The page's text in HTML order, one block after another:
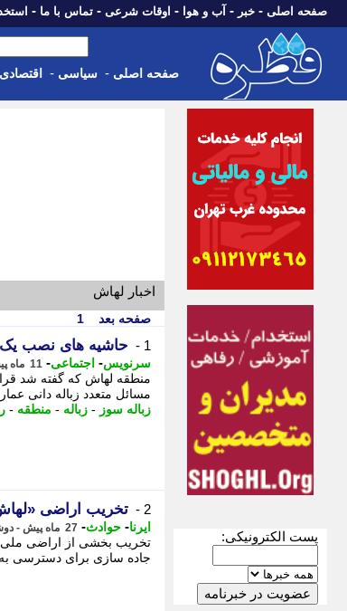
صفحه اصلی - خبر - آب و هوا - اوقات شرعی - تماس با ما -
صفحه اصلی - سیاسی - اقتصادی
پست الکترونیکی:
اخبار لهاش
صفحه بعد 1
1 - حاشیه های نصب یک
سرنویس- اجتماعی- 11 ماه پیش - شنبه 8 شهریور 1404، 11:53
منطقه لهاش که گفته شد
مسائل متعدد زباله دانی
زباله سوز - زباله - منطقه -
2 - تخریب اراضی
ایرنا- حوادث- 27 ماه پیش - دوشنبه 7 خرداد 1403، 08:05
تخریب بخشی از اراضی ملی
جاده سازی برای دسترسی به یک زمین حدود 2 هکتاری